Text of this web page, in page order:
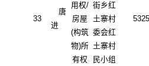
33
唐
进
用权/
房屋
(构筑
物)所
有权
街乡红
土寨村
委会红
土寨村
民小组